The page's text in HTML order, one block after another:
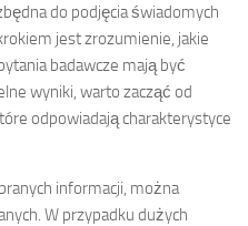
do podjęcia świadomych
jest zrozumienie, jakie
badawcze mają być
wyniki, warto zacząć od
odpowiadają charakterystyce
informacji, można
W przypadku dużych